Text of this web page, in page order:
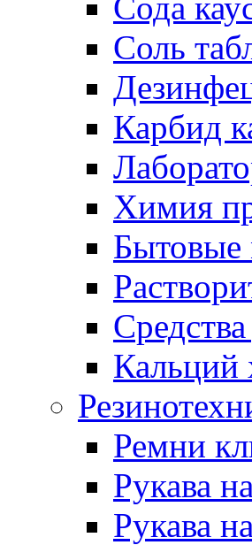
Соль
Карбид
Химия
Бытовые
Кальций
Ремни
Рукава
Рукава